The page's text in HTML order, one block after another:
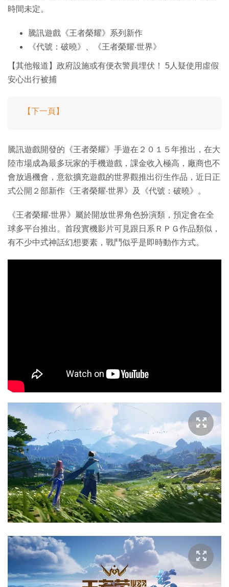
時間未定。
騰訊遊戲《王者榮耀》系列新作
《代號：破曉》、《王者榮耀‧世界》
【其他報道】政府設施或有便衣警員埋伏！ 5人疑使用虛假
安心出行被捕
【下一頁】
騰訊遊戲開發的《王者榮耀》手遊在２０１５年推出，在大
陸市場成為最多玩家的手機遊戲，課金收入極高，廠商也不
會放過機會，意欲擴充遊戲的世界觀推出衍生作品，近日正
式公開２部新作《王者榮耀‧世界》及《代號：破曉》。
《王者榮耀‧世界》屬於開放世界角色扮演類，預定會在全
球多平台推出。首段實機影片可見跟日系ＲＰＧ作品類似，
有不少中式神話幻想要素，戰鬥似乎是即時動作方式。